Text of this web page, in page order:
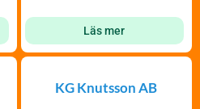
Läs mer
KG Knutsson AB